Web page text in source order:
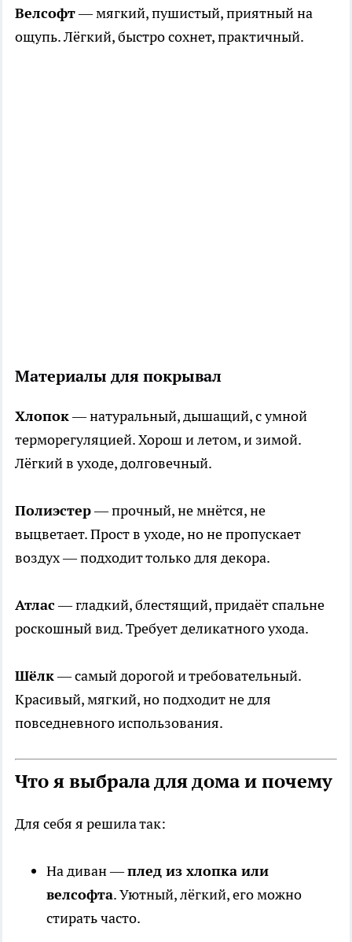
Велсофт— мягкий, пушистый, приятный на
ощупь. Лёгкий, быстро сохнет, практичный.
Материалы для покрывал
Хлопок— натуральный, дышащий, с умной
терморегуляцией. Хорош и летом, и зимой.
Лёгкий в уходе, долговечный.
Полиэстер— прочный, не мнётся, не
выцветает. Прост в уходе, но не пропускает
воздух — подходит только для декора.
Атлас— гладкий, блестящий, придаёт спальне
роскошный вид. Требует деликатного ухода.
Шёлк— самый дорогой и требовательный.
Красивый, мягкий, но подходит не для
повседневного использования.
Что я выбрала для дома и почему
Для себя я решила так:
На диван —плед из хлопка или
велсофта. Уютный, лёгкий, его можно
стирать часто.